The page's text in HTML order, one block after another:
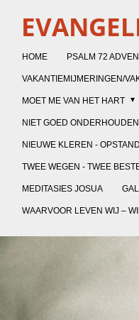
direct
naar
hoofdinhoud
HOME PSALM 72
VAKANTIEMIJMERINGEN/
MOET ME VAN HET HART
NIET GOED
NIEUWE KLEREN -
TWEE WEGEN - TWEE
MEDITASIES JOSUA
WAARVOOR LEVEN WIJ –